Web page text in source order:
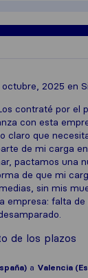
octubre, 2025 en
contraté por el
con esta
claro que
de mi carga
pactamos una
de que mi
sin mis
empresa: falta
de los plazos
a Valencia